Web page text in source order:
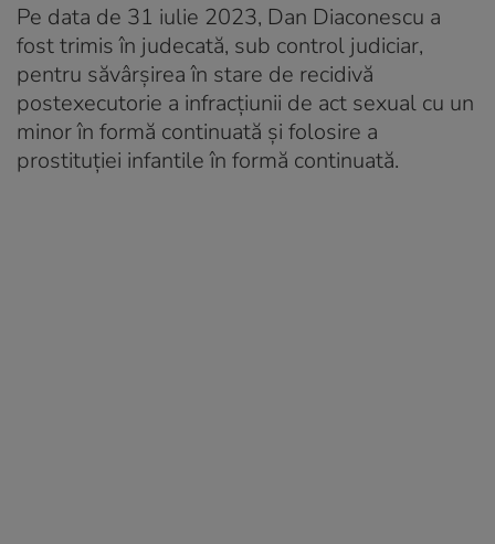
Pe data de 31 iulie 2023, Dan Diaconescu a
fost trimis în judecată, sub control judiciar,
pentru săvârșirea în stare de recidivă
postexecutorie a infracțiunii de act sexual cu un
minor în formă continuată și folosire a
prostituţiei infantile în formă continuată.